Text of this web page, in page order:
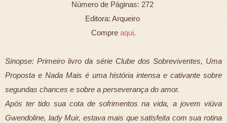
Número de Páginas: 272
Editora: Arqueiro
Compre aqui.
Sinopse: Primeiro livro da série Clube dos Sobreviventes, Uma
Proposta e Nada Mais é uma história intensa e cativante sobre
segundas chances e sobre a perseverança do amor.
Após ter tido sua cota de sofrimentos na vida, a jovem viúva
Gwendoline, lady Muir, estava mais que satisfeita com sua rotina